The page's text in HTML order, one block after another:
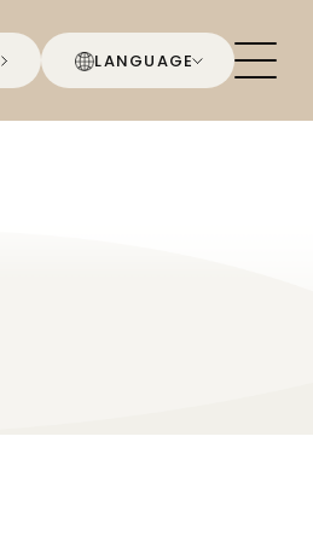
LANGUAGE